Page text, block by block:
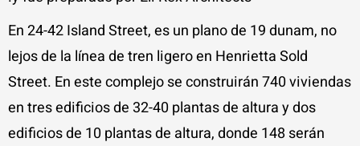
En 24-42 Island Street, es un plano de 19 dunam, no
lejos de la línea de tren ligero en Henrietta Sold
Street. En este complejo se construirán 740 viviendas
en tres edificios de 32-40 plantas de altura y dos
edificios de 10 plantas de altura, donde 148 serán